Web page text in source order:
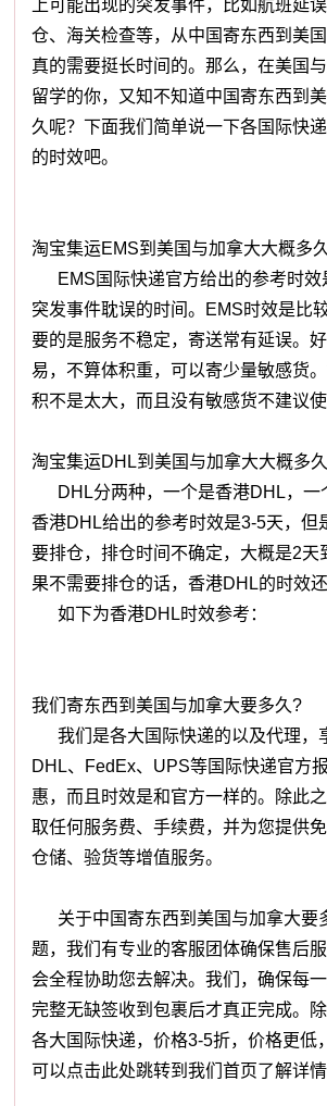
上可能出现的突发事件，比如航班延
仓、海关检查等，从中国寄东西到美
真的需要挺长时间的。那么，在美国
留学的你，又知不知道中国寄东西到
久呢？下面我们简单说一下各国际快
的时效吧。
淘宝集运EMS到美国与加拿大大概多
EMS国际快递官方给出的参考时效
突发事件耽误的时间。EMS时效是比
要的是服务不稳定，寄送常有延误。
易，不算体积重，可以寄少量敏感货
积不是太大，而且没有敏感货不建议使
淘宝集运DHL到美国与加拿大大概多
DHL分两种，一个是香港DHL，一
香港DHL给出的参考时效是3-5天，但
要排仓，排仓时间不确定，大概是2天
果不需要排仓的话，香港DHL的时效还
如下为香港DHL时效参考：
我们寄东西到美国与加拿大要多久?
我们是各大国际快递的以及代理，
DHL、FedEx、UPS等国际快递官方
惠，而且时效是和官方一样的。除此
取任何服务费、手续费，并为您提供免
仓储、验货等增值服务。
关于中国寄东西到美国与加拿大要
题，我们有专业的客服团体确保售后
会全程协助您去解决。我们，确保每
完整无缺签收到包裹后才真正完成。
各大国际快递，价格3-5折，价格更低
可以点击此处跳转到我们首页了解详情